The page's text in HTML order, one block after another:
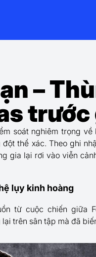
–
trước
soát nghiêm trọng
thể xác. Theo ghi
gia lại rơi vào viễn
lụy kinh hoàng
từ cuộc chiến giữa
trên sân tập mà đã